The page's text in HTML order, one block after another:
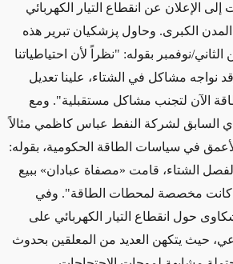
إلى الإعلان عن انقطاع التيار الكهربائي
الكبرى. وحاول پزشكيان تبرير هذه
في 20 تشرين الثاني/نوفمبر بقوله: "نظراً لأن احتياطياتنا
نواجه مشاكل في الشتاء، علينا تعديل
الآن لتجنب مشاكل مستقبلية". ومع
السابق لشركة النفط عباس كاظمي مثالاً
في سياسات الطاقة الحكومية، بقوله:
لفصل الشتاء، قامت «مصفاة عبادان» ببيع
مليون لتر كانت مخصصة لمحطات الطاقة". وفي
حول انقطاع التيار الكهربائي على
حيث يتكهن العديد من المعلقين بحدوث